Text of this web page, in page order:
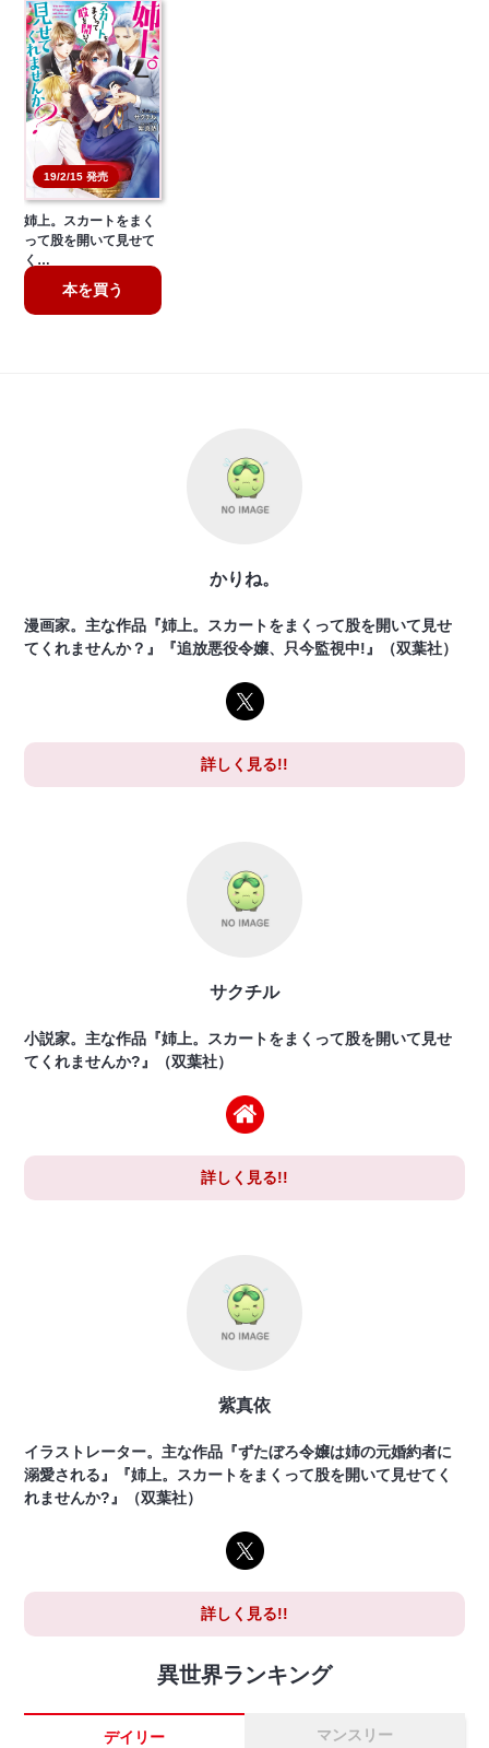
19/2/15 発売
姉上。スカートをまく
って股を開いて見せて
く…
本を買う
かりね。
漫画家。主な作品『姉上。スカートをまくって股を開いて見せ
てくれませんか？』『追放悪役令嬢、只今監視中!』（双葉社）
詳しく見る!!
サクチル
小説家。主な作品『姉上。スカートをまくって股を開いて見せ
てくれませんか?』（双葉社）
詳しく見る!!
紫真依
イラストレーター。主な作品『ずたぼろ令嬢は姉の元婚約者に
溺愛される』『姉上。スカートをまくって股を開いて見せてく
れませんか?』（双葉社）
詳しく見る!!
異世界ランキング
デイリー マンスリー